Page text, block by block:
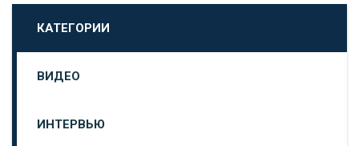
КАТЕГОРИИ
ВИДЕО
ИНТЕРВЬЮ